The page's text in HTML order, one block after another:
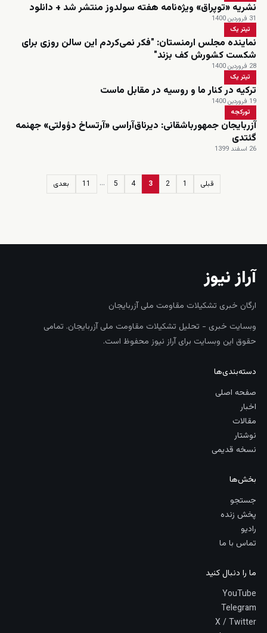
نشریه «توپراق» ویژه‌نامه هفته سولدوز منتشر شد + دانلود
31 فروردین 1400
تیتر یک
نماینده مجلس ارمنستان: "فکر نمی‌کردم این سالن روزی برای
شکست کشورش کف بزند"
28 فروردین 1400
تیتر یک
ترکیه در کنار ما و روسیه در مقابل ماست
19 فروردین 1400
تورکجه
آزربایجان جمهورباشقانی: دیرناق‌آراسی «آرتساخ دؤولتی» جهنمه
گئتدی
26 اسفند 1399
قبلی 1
2
3
4
5
…
11 بعدی
آراز نیوز
ارگان خبری تشکیلات مقاومت ملی آزربایجان
وبسایت خبری - تحلیل تشکیلات مقاومت ملی آزربایجان. تمامی
حقوق این وبسایت برای آراز نیوز محفوظ است.
دسته‌بندی‌ها
صفحه اصلی
اخبار
مقالات
نوشتار
نسخه قدیمی
بخش‌ها
جستجو
پخش زنده
رادیو
تماس با ما
ما را دنبال کنید
YouTube
Telegram
X / Twitter